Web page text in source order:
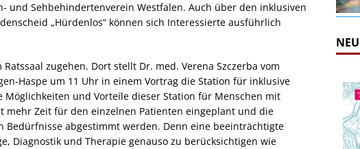
und Sehbehindertenverein Westfalen. Auch über den inklusiven
„Hürdenlos“ können sich Interessierte ausführlich
zugehen. Dort stellt Dr. med. Verena Szczerba vom
Haspe um 11 Uhr in einem Vortrag die Station für inklusive
Möglichkeiten und Vorteile dieser Station für Menschen mit
mehr Zeit für den einzelnen Patienten eingeplant und die
Bedürfnisse abgestimmt werden. Denn eine beeinträchtigte
Diagnostik und Therapie genauso zu berücksichtigen wie